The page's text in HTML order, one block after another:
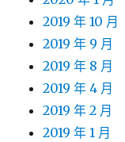
2019 年 10 月
2019 年 9 月
2019 年 8 月
2019 年 4 月
2019 年 2 月
2019 年 1 月